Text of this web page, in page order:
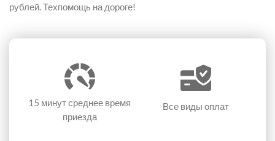
рублей. Техпомощь на дороге!
15 минутсреднее время
приезда
Все виды оплат